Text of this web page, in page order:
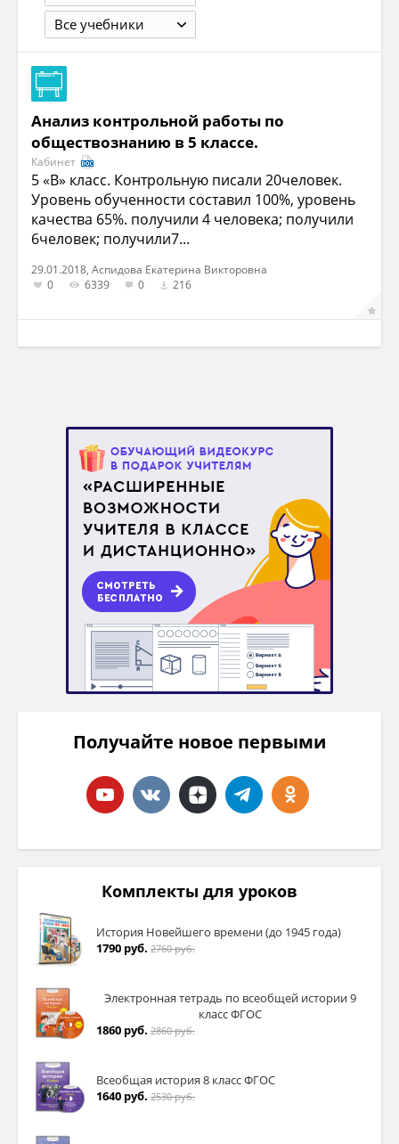
Все учебники
Анализ контрольной работы по
обществознанию в 5 классе.
Кабинет
5 «В» класс. Контрольную писали 20человек.
Уровень обученности составил 100%, уровень
качества 65%. получили 4 человека; получили
6человек; получили7...
29.01.2018, Аспидова Екатерина Викторовна
0
6339 0 216
Получайте новое первыми
Комплекты для уроков
История Новейшего времени (до 1945 года)
1790 руб. 2760 руб.
Электронная тетрадь по всеобщей истории 9
класс ФГОС
1860 руб. 2860 руб.
Всеобщая история 8 класс ФГОС
1640 руб. 2530 руб.